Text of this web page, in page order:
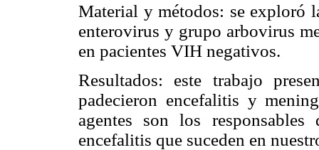
Material y métodos: se exploró
enterovirus y grupo arbovirus
en pacientes VIH negativos.
Resultados: este trabajo
padecieron encefalitis y
agentes son los
encefalitis que suceden en